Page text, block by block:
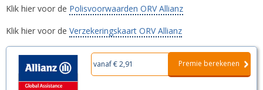
Klik hier voor de Polisvoorwaarden ORV Allianz
Klik hier voor de Verzekeringskaart ORV Allianz
vanaf € 2,91 Premie berekenen